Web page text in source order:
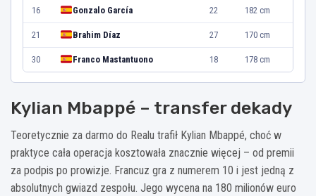
16 Gonzalo García 22 182 cm
21 Brahim Díaz 27 170 cm
30 Franco Mastantuono 18 178 cm
Kylian Mbappé – transfer dekady
Teoretycznie za darmo do Realu trafił Kylian Mbappé, choć w
praktyce cała operacja kosztowała znacznie więcej – od premii
za podpis po prowizje. Francuz gra z numerem 10 i jest jedną z
absolutnych gwiazd zespołu. Jego wycena na 180 milionów euro